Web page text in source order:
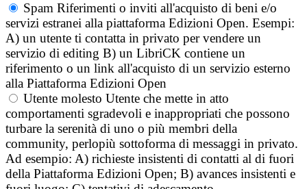
Spam Riferimenti o inviti all'acquisto di beni e/o
servizi estranei alla piattaforma Edizioni Open. Esempi:
A) un utente ti contatta in privato per vendere un
servizio di editing B) un LibriCK contiene un
riferimento o un link all'acquisto di un servizio esterno
alla Piattaforma Edizioni Open
Utente molesto Utente che mette in atto
comportamenti sgradevoli e inappropriati che possono
turbare la serenità di uno o più membri della
community, perlopiù sottoforma di messaggi in privato.
Ad esempio: A) richieste insistenti di contatti al di fuori
della Piattaforma Edizioni Open; B) avances insistenti e